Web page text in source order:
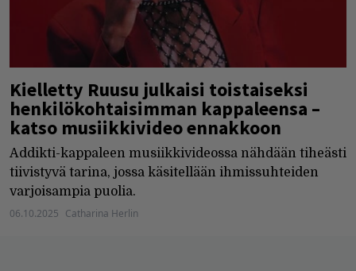
Kielletty Ruusu julkaisi toistaiseksi
henkilökohtaisimman kappaleensa –
katso musiikkivideo ennakkoon
Addikti-kappaleen musiikkivideossa nähdään tiheästi
tiivistyvä tarina, jossa käsitellään ihmissuhteiden
varjoisampia puolia.
06.10.2025 Catharina Herlin